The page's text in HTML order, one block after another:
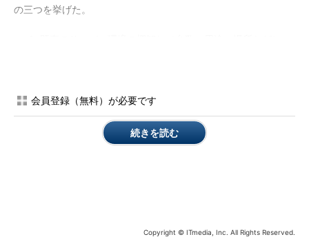
の三つを挙げた。
会員登録（無料）が必要です
続きを読む
Copyright © ITmedia, Inc. All Rights Reserved.